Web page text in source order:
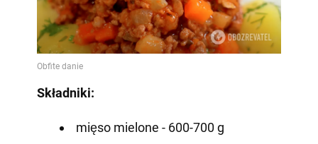
Składniki:
mięso mielone - 600-700 g